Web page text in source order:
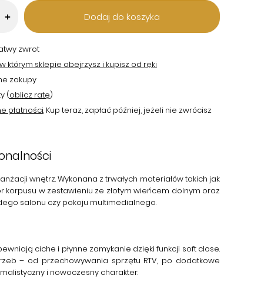
+ Dodaj do koszyka
zwrot
którym sklepie obejrzysz i kupisz od ręki
zakupy
(oblicz ratę)
płatności. Kup teraz, zapłać później, jeżeli nie zwrócisz
wnętrz. Wykonana z trwałych materiałów takich jak
korpusu w zestawieniu ze złotym wieńcem dolnym oraz
salonu czy pokoju multimedialnego.
ciche i płynne zamykanie dzięki funkcji soft close.
– od przechowywania sprzętu RTV, po dodatkowe
i nowoczesny charakter.